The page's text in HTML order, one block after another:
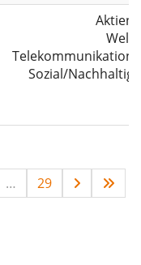
Aktien
Welt
Telekommunikation
Sozial/Nachhaltig
… 29